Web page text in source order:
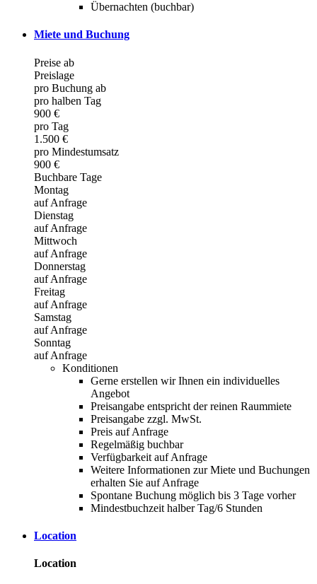
Übernachten (buchbar)
Miete und Buchung
Preise ab
Preislage
pro Buchung ab
pro halben Tag
900 €
pro Tag
1.500 €
pro Mindestumsatz
900 €
Buchbare Tage
Montag
auf Anfrage
Dienstag
auf Anfrage
Mittwoch
auf Anfrage
Donnerstag
auf Anfrage
Freitag
auf Anfrage
Samstag
auf Anfrage
Sonntag
auf Anfrage
Konditionen
Gerne erstellen wir Ihnen ein individuelles
Angebot
Preisangabe entspricht der reinen Raummiete
Preisangabe zzgl. MwSt.
Preis auf Anfrage
Regelmäßig buchbar
Verfügbarkeit auf Anfrage
Weitere Informationen zur Miete und Buchungen
erhalten Sie auf Anfrage
Spontane Buchung möglich bis 3 Tage vorher
Mindestbuchzeit halber Tag/6 Stunden
Location
Location